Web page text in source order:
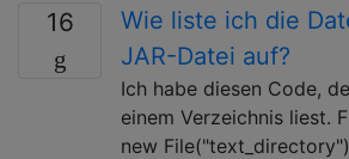
16
Wie liste ich die
JAR-Datei auf?
Ich habe diesen Code,
einem Verzeichnis liest.
new